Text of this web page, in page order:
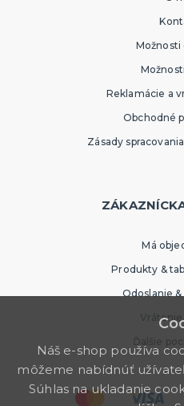
Možnosti
Reklamácie a
Obchodné
Zásady
Má
Produkty &
Odoslanie
Ďalšie
Náš e-shop používa
môžeme nabídnúť
Súhlas na ukladanie